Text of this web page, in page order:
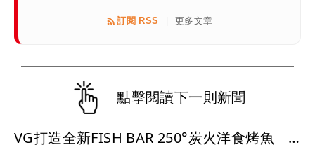
訂閱 RSS 更多文章
點擊閱讀下一則新聞
VG打造全新FISH BAR 250°炭火洋食烤魚 單人套餐重新定義烤魚料理